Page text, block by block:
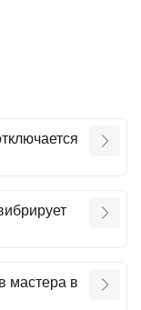
мастера в